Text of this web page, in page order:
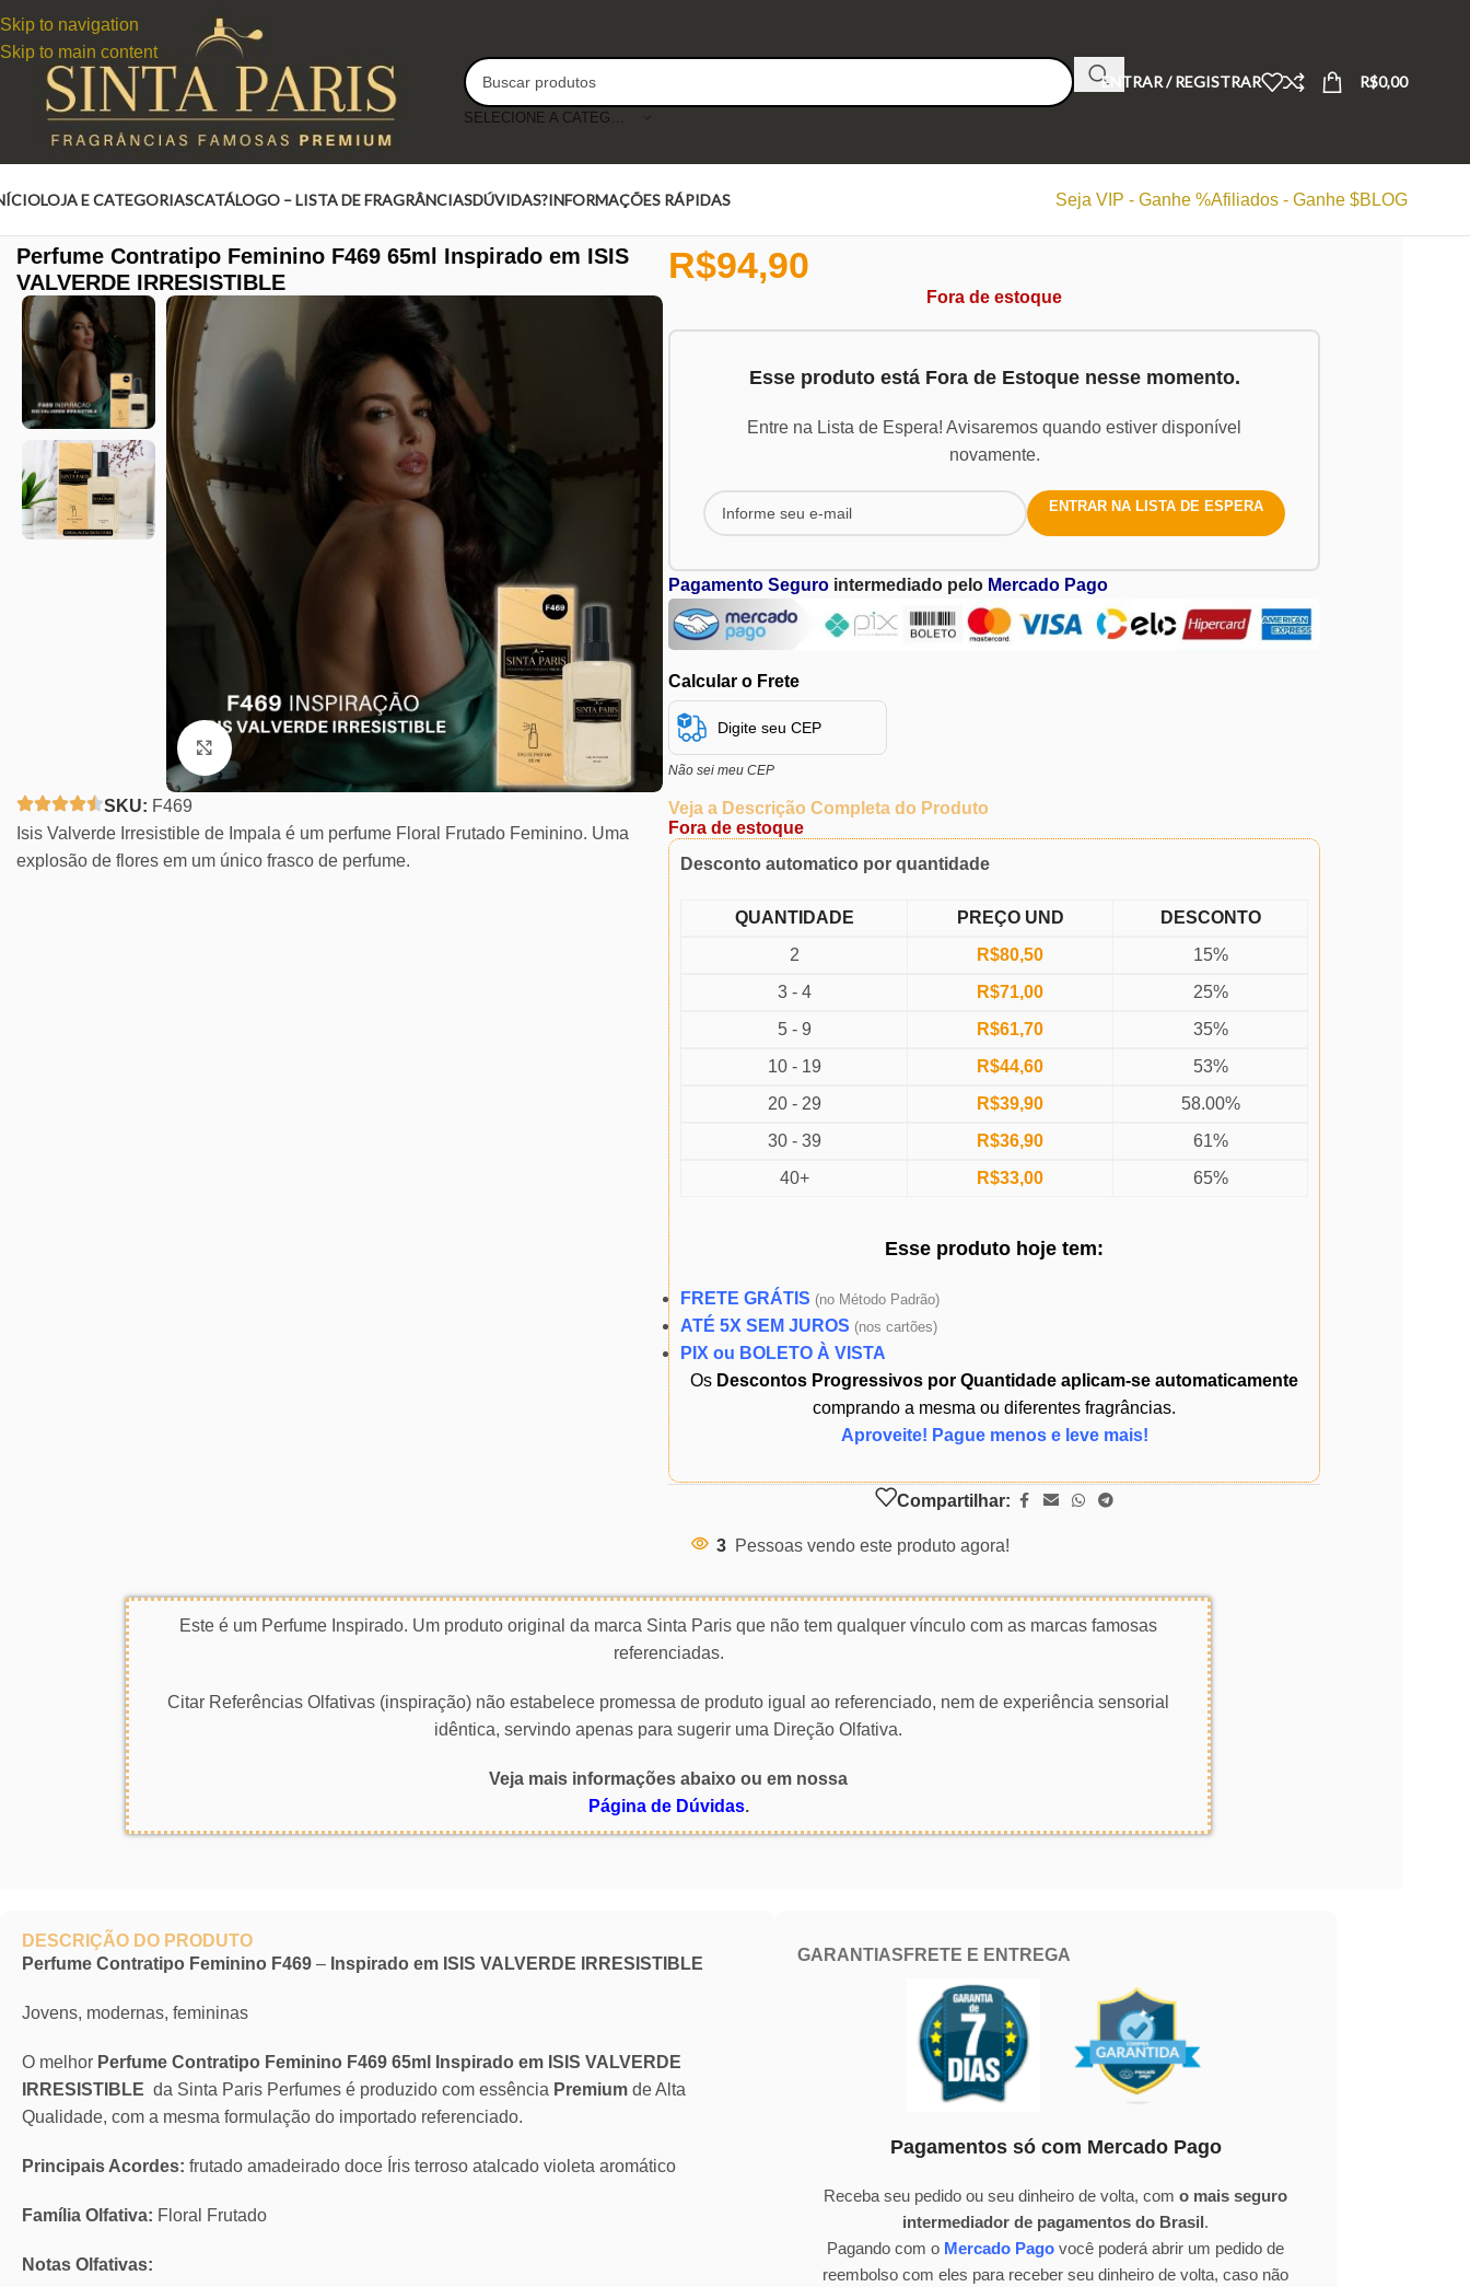
Skip to navigation
Skip to main content
SELECIONE A CATEGORIA
ENTRAR / REGISTRAR R$0,00
LOJA E CATEGORIASCATÁLOGO – LISTA DE FRAGRÂNCIASDÚVIDAS?INFORMAÇÕES RÁPIDAS Seja VIP - Ganhe %Afiliados - Ganhe $BLOG
Perfume Contratipo Feminino F469 65ml Inspirado em ISIS
VALVERDE IRRESISTIBLE
Clique para ampliar
SKU: F469
Isis Valverde Irresistible de Impala é um perfume Floral Frutado Feminino. Uma
explosão de flores em um único frasco de perfume.
R$94,90
Fora de estoque
Esse produto está Fora de Estoque nesse momento.
Entre na Lista de Espera! Avisaremos quando estiver disponível
novamente.
ENTRAR NA LISTA DE ESPERA
Pagamento Seguro intermediado pelo Mercado Pago
Calcular o Frete
Não sei meu CEP
Veja a Descrição Completa do Produto
Fora de estoque
Desconto automatico por quantidade
QUANTIDADE PREÇO UND
DESCONTO
2
R$80,50
15%
3 - 4
R$71,00
25%
5 - 9
R$61,70
35%
10 - 19
R$44,60
53%
20 - 29
R$39,90
58.00%
30 - 39
R$36,90
61%
40+
R$33,00 65%
Esse produto hoje tem:
FRETE GRÁTIS (no Método Padrão)
ATÉ 5X SEM JUROS (nos cartões)
PIX ou BOLETO À VISTA
Os Descontos Progressivos por Quantidade aplicam-se automaticamente
comprando a mesma ou diferentes fragrâncias.
Aproveite! Pague menos e leve mais!
Compartilhar:
3 Pessoas vendo este produto agora!
Este é um Perfume Inspirado. Um produto original da marca Sinta Paris que não tem qualquer vínculo com as marcas famosas
referenciadas.
Citar Referências Olfativas (inspiração) não estabelece promessa de produto igual ao referenciado, nem de experiência sensorial
idêntica, servindo apenas para sugerir uma Direção Olfativa.
Veja mais informações abaixo ou em nossa
Página de Dúvidas.
DESCRIÇÃO DO PRODUTO
Perfume Contratipo Feminino F469 – Inspirado em ISIS VALVERDE IRRESISTIBLE
Jovens, modernas, femininas
O melhor Perfume Contratipo Feminino F469 65ml Inspirado em ISIS VALVERDE
IRRESISTIBLE da Sinta Paris Perfumes é produzido com essência Premium de Alta
Qualidade, com a mesma formulação do importado referenciado.
Principais Acordes: frutado amadeirado doce Íris terroso atalcado violeta aromático
Família Olfativa: Floral Frutado
Notas Olfativas:
GARANTIAS FRETE E ENTREGA
Pagamentos só com Mercado Pago
Receba seu pedido ou seu dinheiro de volta, como mais seguro
intermediador de pagamentos do Brasil.
Pagando com o Mercado Pago você poderá abrir um pedido de
reembolso com eles para receber seu dinheiro de volta, caso não